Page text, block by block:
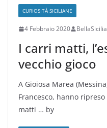
CURIOSITÀ SICILIANE
4 Febbraio 2020 BellaSicilia
I carri matti,
vecchio gioco
A Gioiosa Marea
Francesco, hanno
matti … by